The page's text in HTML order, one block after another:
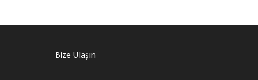
Bize Ulaşın